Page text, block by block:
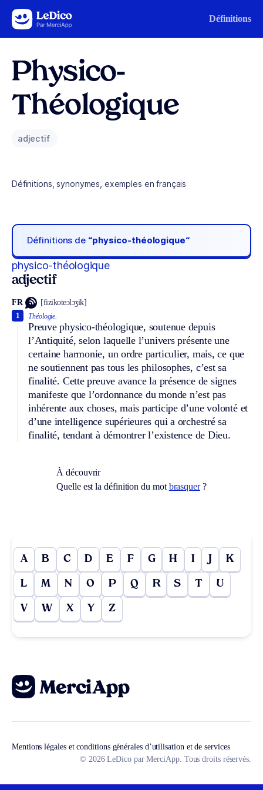
Aller au contenu Définitions
Physico-
Théologique
adjectif
Définitions, synonymes, exemples en français
Définitions de “physico-théologique“
physico-théologique
adjectif
FR [fizikoteɔlɔʒik]
Théologie.
Preuve physico-théologique, soutenue depuis
l’Antiquité, selon laquelle l’univers présente une
certaine harmonie, un ordre particulier, mais, ce que
ne soutiennent pas tous les philosophes, c’est sa
finalité. Cette preuve avance la présence de signes
manifeste que l’ordonnance du monde n’est pas
inhérente aux choses, mais participe d’une volonté et
d’une intelligence supérieures qui a orchestré sa
finalité, tendant à démontrer l’existence de Dieu.
1
À découvrir
Quelle est la définition du mot brasquer?
A B C D E F G H I J K
L M N O P Q R S T U
V W X Y Z
Mentions légales et conditions générales d’utilisation et de services
© 2026 LeDico par MerciApp. Tous droits réservés.